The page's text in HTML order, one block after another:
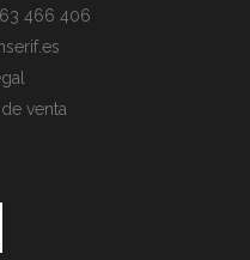
466 406
venta